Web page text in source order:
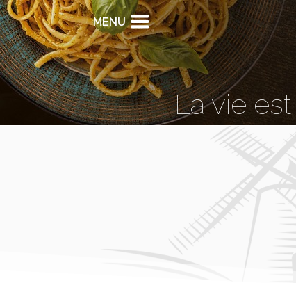
MENU
La vie